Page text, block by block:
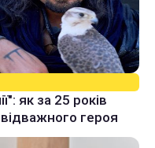
як за 25 років
героя